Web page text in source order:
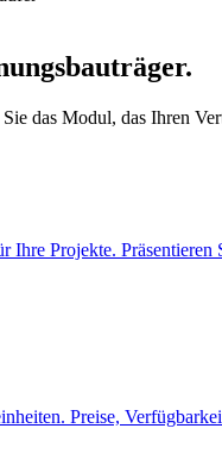
das Modul, das Ihren
Projekte.
Preise,